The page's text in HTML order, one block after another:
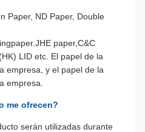
Paper, ND Paper, Double
paper,C&C
LID etc. El papel de la
empresa, y el papel de la
empresa.
me ofrecen?
serán utilizadas durante